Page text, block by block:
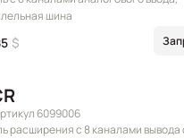
шина
$
6099006
расширения c 8 каналами